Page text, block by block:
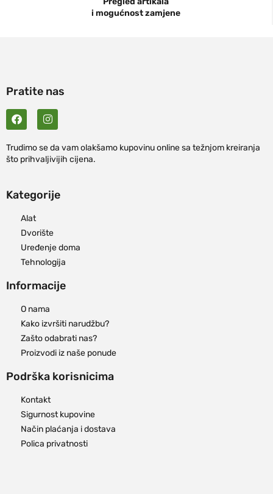
i mogućnost zamjene
Pratite nas
Trudimo se da vam olakšamo kupovinu online sa težnjom kreiranja
što prihvaljivijih cijena.
Kategorije
Alat
Dvorište
Uređenje doma
Tehnologija
Informacije
O nama
Kako izvršiti narudžbu?
Zašto odabrati nas?
Proizvodi iz naše ponude
Podrška korisnicima
Kontakt
Sigurnost kupovine
Način plaćanja i dostava
Polica privatnosti